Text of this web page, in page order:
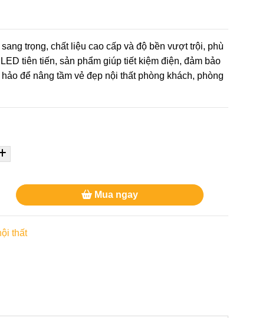
trọng, chất liệu cao cấp và độ bền vượt trội, phù
tiên tiến, sản phẩm giúp tiết kiệm điện, đảm bảo
để nâng tầm vẻ đẹp nội thất phòng khách, phòng
Mua ngay
thất